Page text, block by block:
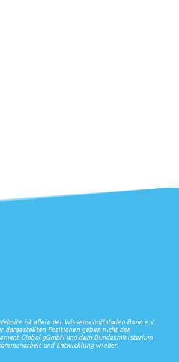
ist allein der Wissenschaftsladen Bonn e.V.
dargestellten Positionen geben nicht den
Global gGmbH und dem Bundesministerium
und Entwicklung wieder.